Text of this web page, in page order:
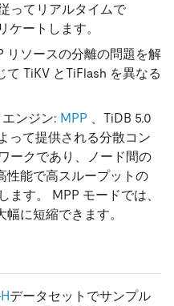
ってリアルタイムで
ケートします。
リソースの分離の問題を解
TiKV とTiFlash を異なる
ンジン: MPP 、TiDB 5.0
って提供される分散コン
ークであり、ノード間の
性能で高スループットの
ます。 MPP モードでは、
に短縮できます。
データセットでサンプル